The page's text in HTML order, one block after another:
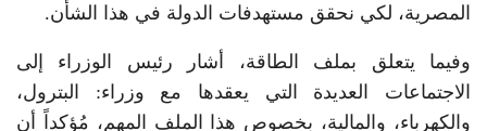
المصرية، لكي نحقق مستهدفات الدولة في هذا الشأن.
وفيما يتعلق بملف الطاقة، أشار رئيس الوزراء إلى
الاجتماعات العديدة التي يعقدها مع وزراء: البترول،
والكهرباء، والمالية، بخصوص هذا الملف المهم، مُؤكداً أن